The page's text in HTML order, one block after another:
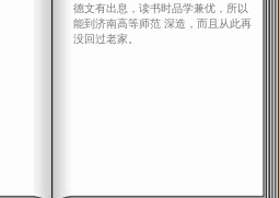
德文有出息，读书时品学兼优，所以
能到济南高等师范 深造，而且从此再
没回过老家。